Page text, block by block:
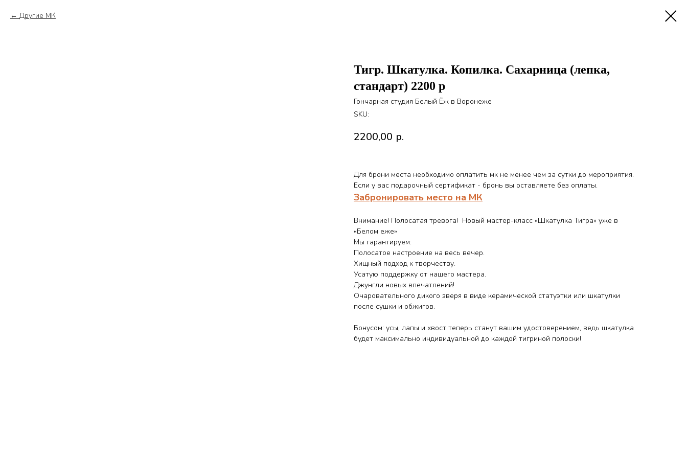
Другие МК
Тигр. Шкатулка. Копилка. Сахарница (лепка,
стандарт) 2200 р
Гончарная студия Белый Ёж в Воронеже
SKU:
2200,00 р.
Для брони места необходимо оплатить мк не менее чем за сутки до мероприятия.
Если у вас подарочный сертификат - бронь вы оставляете без оплаты.
Забронировать место на МК
Внимание! Полосатая тревога! Новый мастер-класс «Шкатулка Тигра» уже в
«Белом еже»
Мы гарантируем:
Полосатое настроение на весь вечер.
Хищный подход к творчеству.
Усатую поддержку от нашего мастера.
Джунгли новых впечатлений!
Очаровательного дикого зверя в виде керамической статуэтки или шкатулки
после сушки и обжигов.
Бонусом: усы, лапы и хвост теперь станут вашим удостоверением, ведь шкатулка
будет максимально индивидуальной до каждой тигриной полоски!